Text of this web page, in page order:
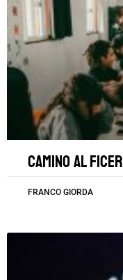
Camino al FICER
FRANCO GIORDA